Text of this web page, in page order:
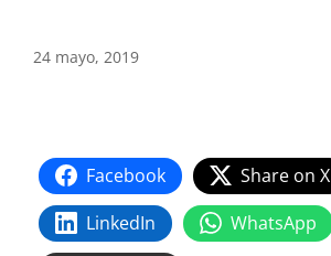
24 mayo, 2019
Facebook
Share on X
LinkedIn
WhatsApp